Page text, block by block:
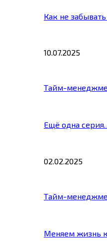
Как не
10.07.2025
Тайм-
Ещё одна
02.02.2025
Тайм-
Меняем жизнь